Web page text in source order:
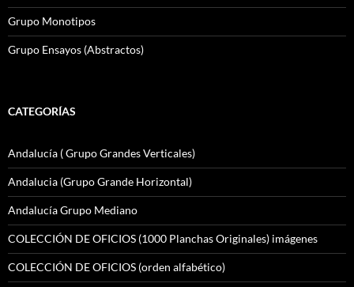
Grupo Monotipos
Grupo Ensayos (Abstractos)
CATEGORÍAS
Andalucía ( Grupo Grandes Verticales)
Andalucia (Grupo Grande Horizontal)
Andalucía Grupo Mediano
COLECCIÓN DE OFICIOS (1000 Planchas Originales) imágenes
COLECCIÓN DE OFICIOS (orden alfabético)